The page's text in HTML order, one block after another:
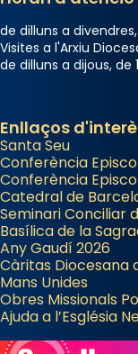
Jaume, fill de
seu germà
apòstol
Herodes
Patró de
musulmanes
Regnes
Espanya.
El seu
centre de
el món cristià,
Santa.
de dilluns a
Visites a l'Arxiu
de dilluns a dijous, de
Enllaços
Santa Seu
Conferència
Conferència
Catedral de
Seminari Conciliar
Basílica de la
Any Gaudí 2026
Càritas Diocesana
Mans Unides
Obres Missionals
Ajuda a l’Església